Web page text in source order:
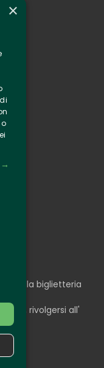
della biglietteria
rivolgersi all'
×